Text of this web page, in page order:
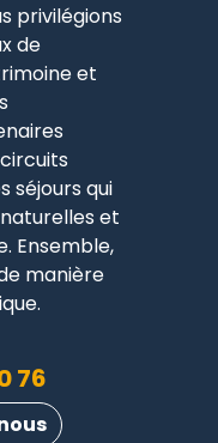
privilégions
de
et
séjours qui
et
Ensemble,
manière
76